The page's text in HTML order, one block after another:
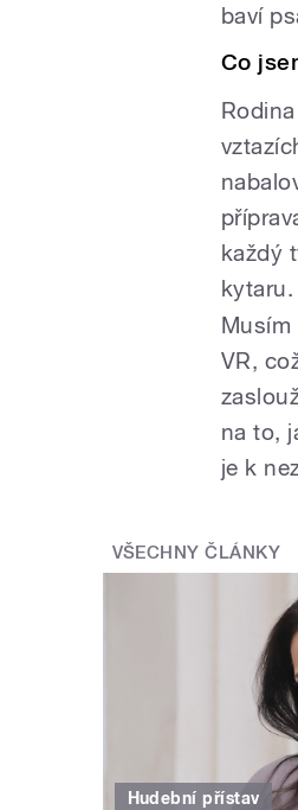
baví
Co
každý
kytaru.
Musím
VR,
na to,
je k
VŠECHNY ČLÁNKY
Hudební přístav